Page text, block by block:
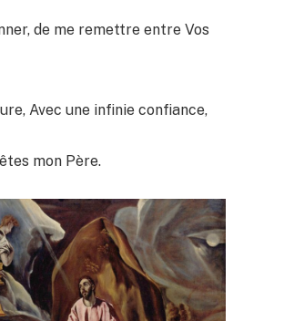
de me remettre entre Vos
Avec une infinie confiance,
mon Père.